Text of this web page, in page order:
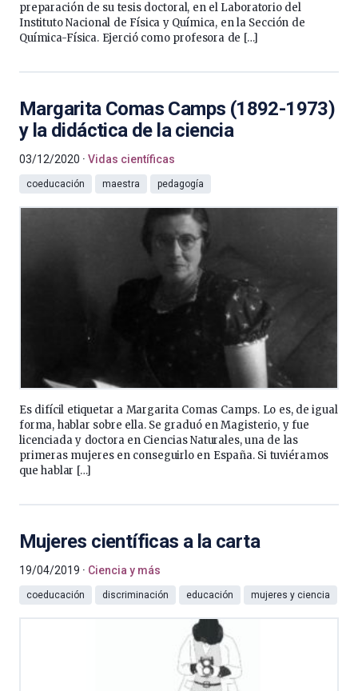
preparación de su tesis doctoral, en el Laboratorio del
Instituto Nacional de Física y Química, en la Sección de
Química-Física. Ejerció como profesora de […]
Margarita Comas Camps (1892-1973)
y la didáctica de la ciencia
03/12/2020 Vidas científicas
coeducación maestra pedagogía
Es difícil etiquetar a Margarita Comas Camps. Lo es, de igual
forma, hablar sobre ella. Se graduó en Magisterio, y fue
licenciada y doctora en Ciencias Naturales, una de las
primeras mujeres en conseguirlo en España. Si tuviéramos
que hablar […]
Mujeres científicas a la carta
19/04/2019 Ciencia y más
coeducación discriminación educación mujeres y ciencia